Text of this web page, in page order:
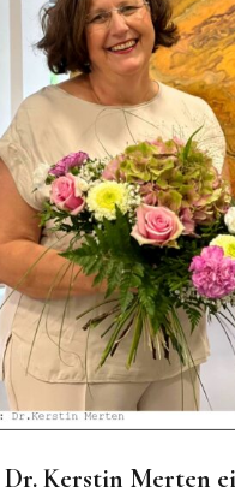
Kerstin Merten